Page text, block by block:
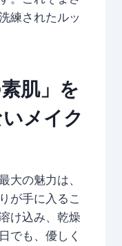
練されたルッ
肌」を
メイク
大の魅力は、
が手に入るこ
け込み、乾燥
でも、優しく